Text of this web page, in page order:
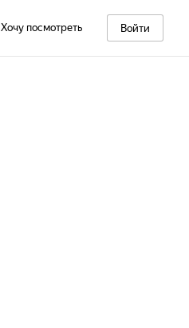
Хочу посмотреть Войти